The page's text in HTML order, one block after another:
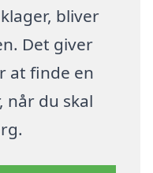
bliver
Det giver
at finde en
du skal